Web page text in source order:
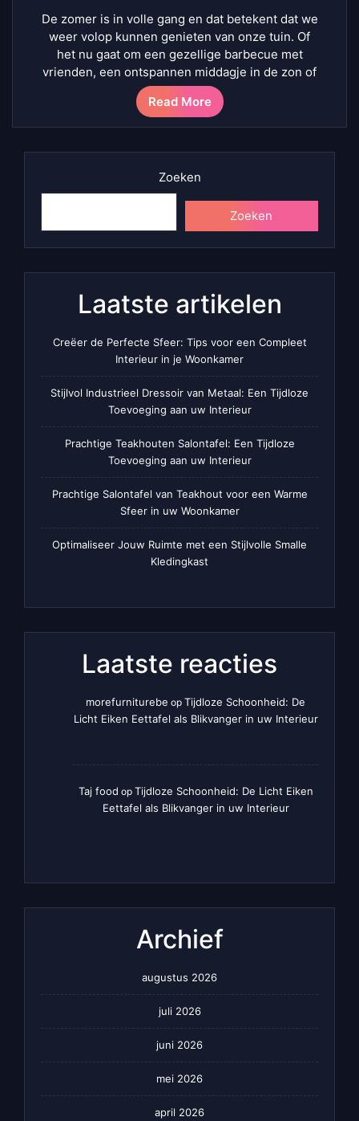
De zomer is in volle gang en dat betekent dat we
weer volop kunnen genieten van onze tuin. Of
het nu gaat om een gezellige barbecue met
vrienden, een ontspannen middagje in de zon of
Read More
Zoeken
Zoeken
Laatste artikelen
Creëer de Perfecte Sfeer: Tips voor een Compleet
Interieur in je Woonkamer
Stijlvol Industrieel Dressoir van Metaal: Een Tijdloze
Toevoeging aan uw Interieur
Prachtige Teakhouten Salontafel: Een Tijdloze
Toevoeging aan uw Interieur
Prachtige Salontafel van Teakhout voor een Warme
Sfeer in uw Woonkamer
Optimaliseer Jouw Ruimte met een Stijlvolle Smalle
Kledingkast
Laatste reacties
morefurniturebe op Tijdloze Schoonheid: De
Licht Eiken Eettafel als Blikvanger in uw Interieur
Taj food op Tijdloze Schoonheid: De Licht Eiken
Eettafel als Blikvanger in uw Interieur
Archief
augustus 2026
juli 2026
juni 2026
mei 2026
april 2026